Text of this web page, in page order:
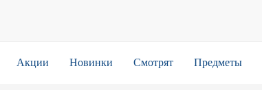
Акции Новинки Смотрят Предметы